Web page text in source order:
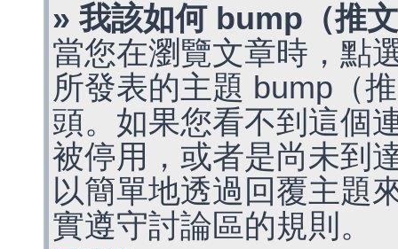
» 我該如何 bump（推
當您在瀏覽文章時，點
所發表的主題 bump（
頭。如果您看不到這個
被停用，或者是尚未到
以簡單地透過回覆主題
實遵守討論區的規則。